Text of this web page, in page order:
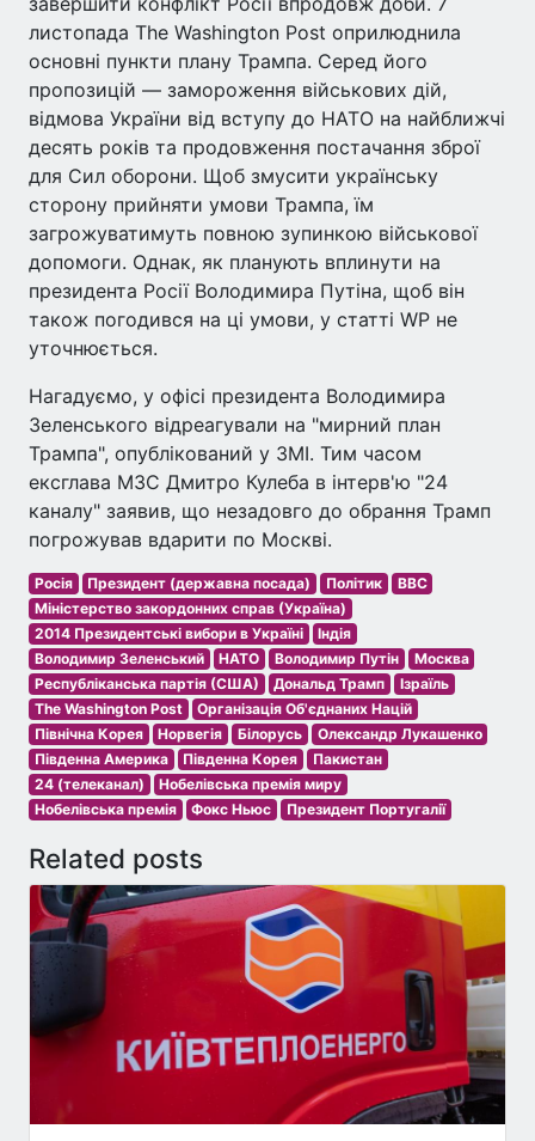
листопада The Washington Post оприлюднила
основні пункти плану Трампа. Серед його
пропозицій — замороження військових дій,
відмова України від вступу до НАТО на найближчі
десять років та продовження постачання зброї
для Сил оборони. Щоб змусити українську
сторону прийняти умови Трампа, їм
загрожуватимуть повною зупинкою військової
допомоги. Однак, як планують вплинути на
президента Росії Володимира Путіна, щоб він
також погодився на ці умови, у статті WP не
уточнюється.
Нагадуємо, у офісі президента Володимира
Зеленського відреагували на "мирний план
Трампа", опублікований у ЗМІ. Тим часом
ексглава МЗС Дмитро Кулеба в інтерв'ю "24
каналу" заявив, що незадовго до обрання Трамп
погрожував вдарити по Москві.
Росія Президент (державна посада) Політик
BBC
Міністерство закордонних справ (Україна)
2014 Президентські вибори в Україні
Індія
Володимир Зеленський
НАТО Володимир Путін
Москва
Республіканська партія (США)
Дональд Трамп
Ізраїль
The Washington Post
Організація Об'єднаних Націй
Північна Корея
Норвегія Білорусь
Олександр Лукашенко
Південна Америка
Південна Корея
Пакистан
24 (телеканал)
Нобелівська премія миру
Нобелівська премія
Фокс Ньюс Президент Португалії
Related posts